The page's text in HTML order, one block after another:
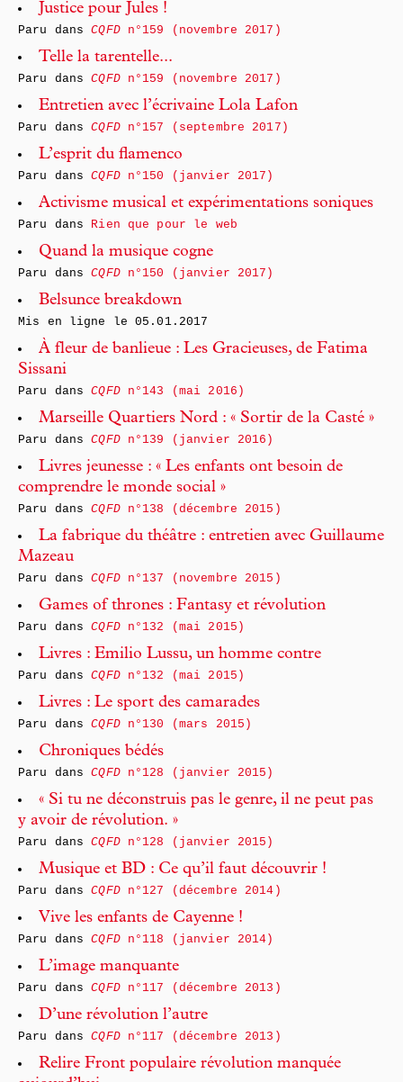
Justice pour Jules !
Paru dansCQFDn°159 (novembre 2017)
Telle la tarentelle...
Paru dansCQFDn°159 (novembre 2017)
Entretien avec l’écrivaine Lola Lafon
Paru dansCQFDn°157 (septembre 2017)
L’esprit du flamenco
Paru dansCQFDn°150 (janvier 2017)
Activisme musical et expérimentations soniques
Paru dans Rien que pour le web
Quand la musique cogne
Paru dansCQFDn°150 (janvier 2017)
Belsunce breakdown
Mis en ligne le05.01.2017
À f‌leur de banlieue : Les Gracieuses, de Fatima
Sissani
Paru dansCQFDn°143 (mai 2016)
Marseille Quartiers Nord : « Sortir de la Casté »
Paru dansCQFDn°139 (janvier 2016)
Livres jeunesse : « Les enfants ont besoin de
comprendre le monde social »
Paru dansCQFDn°138 (décembre 2015)
La fabrique du théâtre : entretien avec Guillaume
Mazeau
Paru dansCQFDn°137 (novembre 2015)
Games of thrones : Fantasy et révolution
Paru dansCQFDn°132 (mai 2015)
Livres : Emilio Lussu, un homme contre
Paru dansCQFDn°132 (mai 2015)
Livres : Le sport des camarades
Paru dansCQFDn°130 (mars 2015)
Chroniques bédés
Paru dansCQFDn°128 (janvier 2015)
« Si tu ne déconstruis pas le genre, il ne peut pas
y avoir de révolution. »
Paru dansCQFDn°128 (janvier 2015)
Musique et BD : Ce qu’il faut découvrir !
Paru dansCQFDn°127 (décembre 2014)
Vive les enfants de Cayenne !
Paru dansCQFDn°118 (janvier 2014)
L’image manquante
Paru dansCQFDn°117 (décembre 2013)
D’une révolution l’autre
Paru dansCQFDn°117 (décembre 2013)
Relire Front populaire révolution manquée